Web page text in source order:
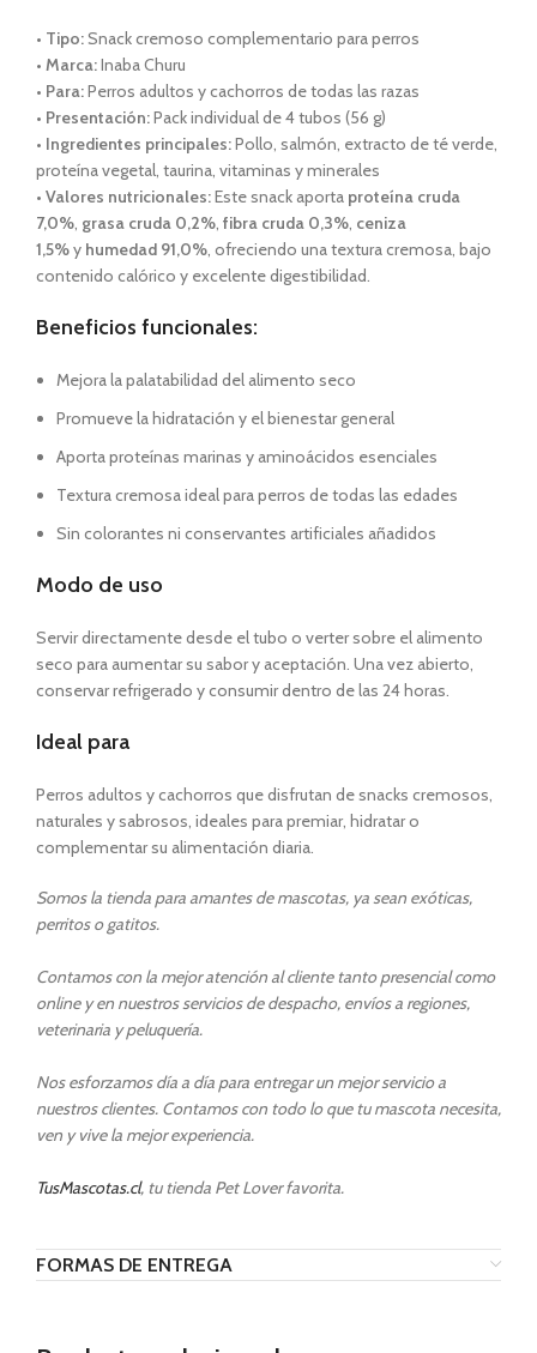
• Tipo:Snack cremoso complementario para perros
• Marca:Inaba Churu
• Para:Perros adultos y cachorros de todas las razas
• Presentación:Pack individual de 4 tubos (56 g)
• Ingredientes principales:Pollo, salmón, extracto de té verde,
proteína vegetal, taurina, vitaminas y minerales
• Valores nutricionales:Este snack aporta proteína cruda
7,0%, grasa cruda 0,2%, fibra cruda 0,3%, ceniza
1,5%y humedad 91,0%, ofreciendo una textura cremosa, bajo
contenido calórico y excelente digestibilidad.
Beneficios funcionales:
Mejora la palatabilidad del alimento seco
Promueve la hidratación y el bienestar general
Aporta proteínas marinas y aminoácidos esenciales
Textura cremosa ideal para perros de todas las edades
Sin colorantes ni conservantes artificiales añadidos
Modo de uso
Servir directamente desde el tubo o verter sobre el alimento
seco para aumentar su sabor y aceptación. Una vez abierto,
conservar refrigerado y consumir dentro de las 24 horas.
Ideal para
Perros adultos y cachorros que disfrutan de snacks cremosos,
naturales y sabrosos, ideales para premiar, hidratar o
complementar su alimentación diaria.
Somos la tienda para amantes de mascotas, ya sean exóticas,
perritos o gatitos.
Contamos con la mejor atención al cliente tanto presencial como
online y en nuestros servicios de despacho, envíos a regiones,
veterinaria y peluquería.
Nos esforzamos día a día para entregar un mejor servicio a
nuestros clientes. Contamos con todo lo que tu mascota necesita,
ven y vive la mejor experiencia.
TusMascotas.cl, tu tienda Pet Lover favorita.
FORMAS DE ENTREGA